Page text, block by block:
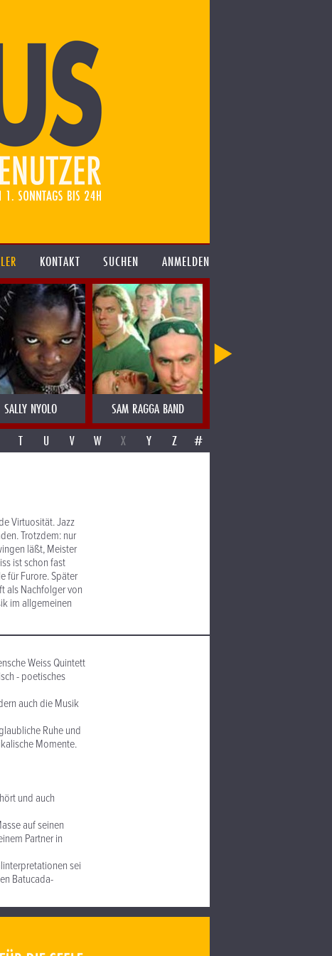
KONTAKT SUCHEN ANMELDEN
SALLY NYOLO SAM RAGGA BAND
T U V W X Y Z #
Virtuosität. Jazz
Trotzdem: nur
läßt, Meister
ist schon fast
für Furore. Später
als Nachfolger von
im allgemeinen
Weiss Quintett
- poetisches
auch die Musik
Ruhe und
Momente.
und auch
auf seinen
Partner in
sei
Batucada-